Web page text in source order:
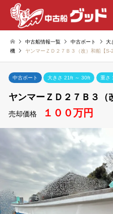
中古船情報一覧 中古ボート 大
機
ヤンマーＺＤ２７Ｂ３（改）和船【S-
中古ボート 大きさ 21ft ～ 30ft 重さ
ヤンマーＺＤ２７Ｂ３（
売却価格 １００万円